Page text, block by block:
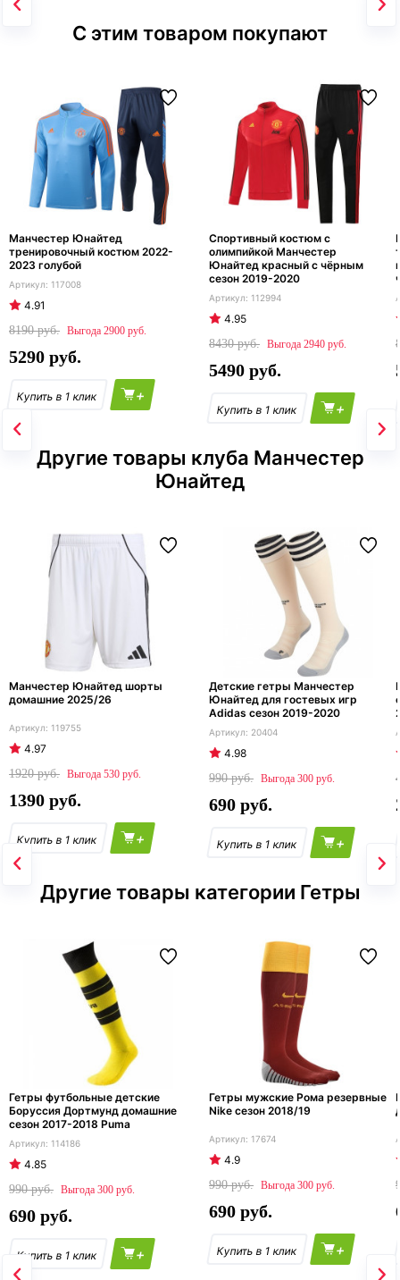
С этим товаром покупают
Манчестер Юнайтед
тренировочный костюм 2022-
2023 голубой
117008
4.91
8190
2900
5290
+
Спортивный костюм с
олимпийкой Манчестер
Юнайтед красный с чёрным
сезон 2019-2020
112994
4.95
8430
2940
5490
+
Другие товары клуба Манчестер
Юнайтед
Манчестер Юнайтед шорты
домашние 2025/26
119755
4.97
1920
530
1390
+
Детские гетры Манчестер
Юнайтед для гостевых игр
Adidas сезон 2019-2020
20404
4.98
990
300
690
+
Другие товары категории Гетры
Гетры футбольные детские
Боруссия Дортмунд домашние
сезон 2017-2018 Puma
114186
4.85
990
300
690
+
Гетры мужские Рома резервные
Nike сезон 2018/19
17674
4.9
990
300
690
+